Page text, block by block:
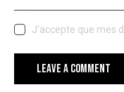
J'accepte que mes